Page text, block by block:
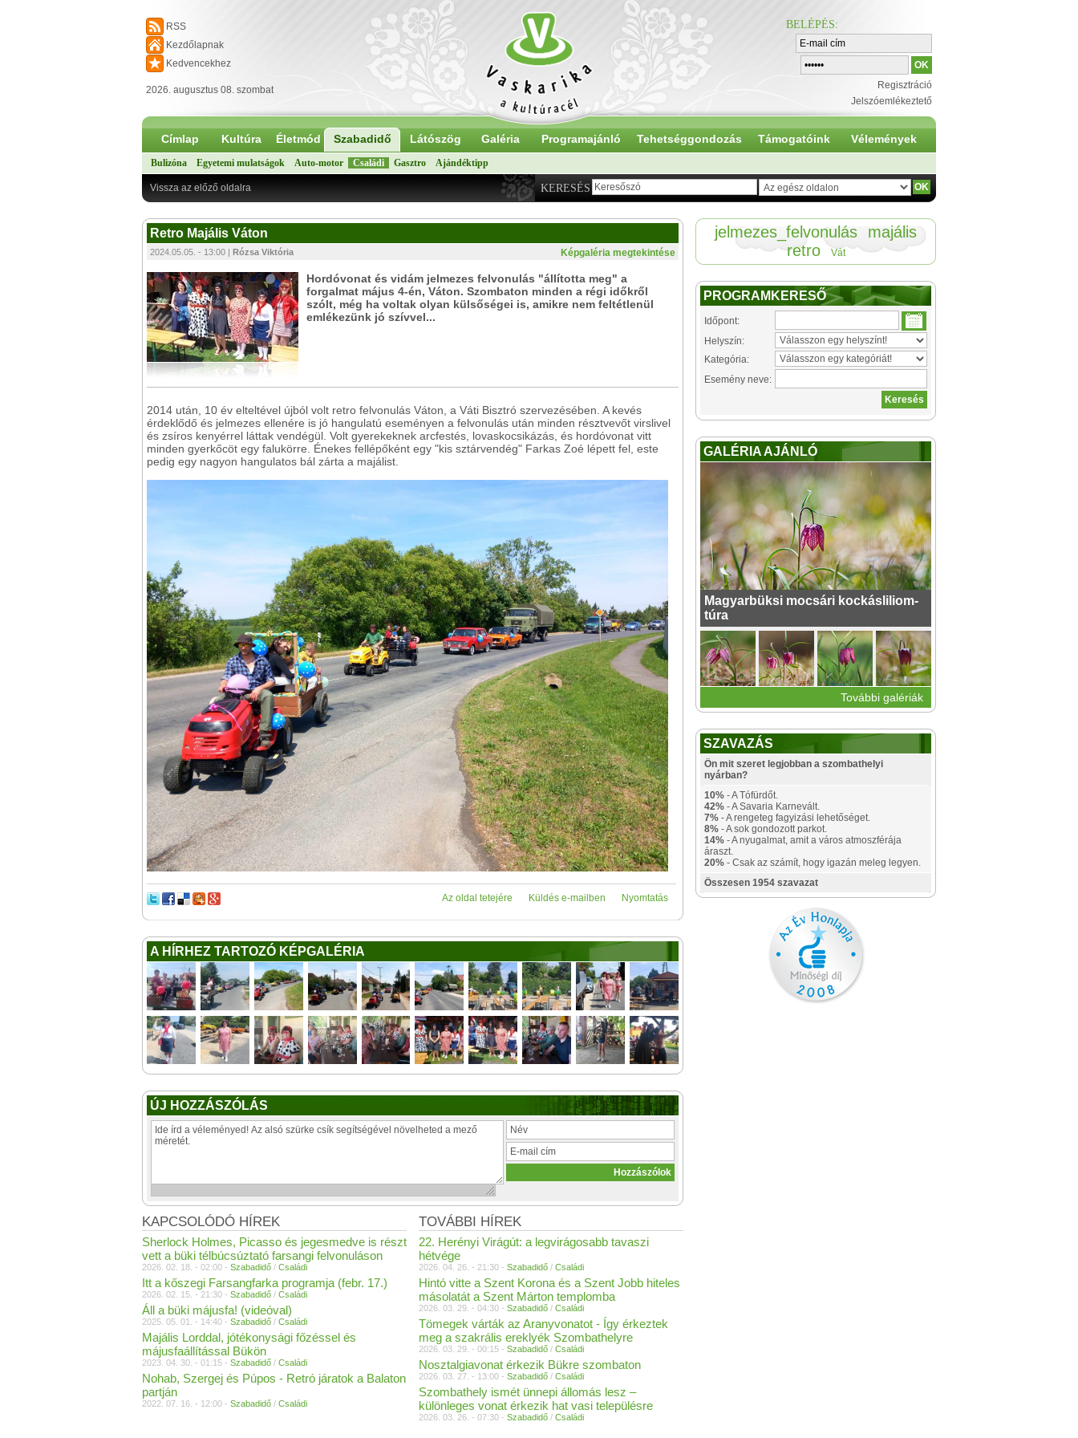
RSS
Kezdőlapnak
Kedvencekhez
2026. augusztus 08. szombat
BELÉPÉS:
Regisztráció
Jelszóemlékeztető
Címlap Kultúra Életmód Szabadidő Látószög Galéria Programajánló Tehetséggondozás Támogatóink Vélemények
Bulizóna Egyetemi mulatságok Auto-motor Családi Gasztro Ajándéktipp
KERESÉS
Vissza az előző oldalra
Retro Majális Váton
Képgaléria megtekintése
2024.05.05. - 13:00 | Rózsa Viktória
Hordóvonat és vidám jelmezes felvonulás "állította meg" a
forgalmat május 4-én, Váton. Szombaton minden a régi időkről
szólt, még ha voltak olyan külsőségei is, amikre nem feltétlenül
emlékezünk jó szívvel...
2014 után, 10 év elteltével újból volt retro felvonulás Váton, a Váti Bisztró szervezésében. A kevés
érdeklődő és jelmezes ellenére is jó hangulatú eseményen a felvonulás után minden résztvevőt virslivel
és zsíros kenyérrel láttak vendégül. Volt gyerekeknek arcfestés, lovaskocsikázás, és hordóvonat vitt
minden gyerkőcöt egy falukörre. Énekes fellépőként egy "kis sztárvendég" Farkas Zoé lépett fel, este
pedig egy nagyon hangulatos bál zárta a majálist.
Nyomtatás
Küldés e-mailben
Az oldal tetejére
A HÍRHEZ TARTOZÓ KÉPGALÉRIA
ÚJ HOZZÁSZÓLÁS
TOVÁBBI HÍREK
22. Herényi Virágút: a legvirágosabb tavaszi
hétvége
2026. 04. 26. - 21:30 - Szabadidő / Családi
Hintó vitte a Szent Korona és a Szent Jobb hiteles
másolatát a Szent Márton templomba
2026. 03. 29. - 04:30 - Szabadidő / Családi
Tömegek várták az Aranyvonatot - Így érkeztek
meg a szakrális ereklyék Szombathelyre
2026. 03. 29. - 00:15 - Szabadidő / Családi
Nosztalgiavonat érkezik Bükre szombaton
2026. 03. 27. - 13:00 - Szabadidő / Családi
Szombathely ismét ünnepi állomás lesz –
különleges vonat érkezik hat vasi településre
2026. 03. 26. - 07:30 - Szabadidő / Családi
KAPCSOLÓDÓ HÍREK
Sherlock Holmes, Picasso és jegesmedve is részt
vett a büki télbúcsúztató farsangi felvonuláson
2026. 02. 18. - 02:00 - Szabadidő / Családi
Itt a kőszegi Farsangfarka programja (febr. 17.)
2026. 02. 15. - 21:30 - Szabadidő / Családi
Áll a büki májusfa! (videóval)
2025. 05. 01. - 14:40 - Szabadidő / Családi
Majális Lorddal, jótékonysági főzéssel és
májusfaállítással Bükön
2023. 04. 30. - 01:15 - Szabadidő / Családi
Nohab, Szergej és Púpos - Retró járatok a Balaton
partján
2022. 07. 16. - 12:00 - Szabadidő / Családi
jelmezes_felvonulás
majális
retro
Vát
PROGRAMKERESŐ
Időpont:
Helyszín:
Kategória:
Esemény neve:
GALÉRIA AJÁNLÓ
Magyarbüksi mocsári kockásliliom-
túra
További galériák
SZAVAZÁS
Ön mit szeret legjobban a szombathelyi
nyárban?
10% - A Tófürdőt.
42% - A Savaria Karnevált.
7% - A rengeteg fagyizási lehetőséget.
8% - A sok gondozott parkot.
14% - A nyugalmat, amit a város atmoszférája
áraszt.
20% - Csak az számít, hogy igazán meleg legyen.
Összesen 1954 szavazat